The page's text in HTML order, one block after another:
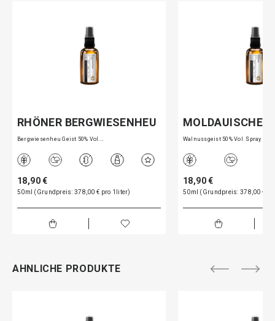
RHÖNER BERGWIESENHEU
Bergwiesenheu Geist 50% Vol.…
18,90 €
50ml (Grundpreis: 378,00 € pro 1liter)
MOLDAUISCHE
Walnussgeist 50% Vol. Spray 5…
18,90 €
50ml (Grundpreis: 378,00 €
AHNLICHE PRODUKTE